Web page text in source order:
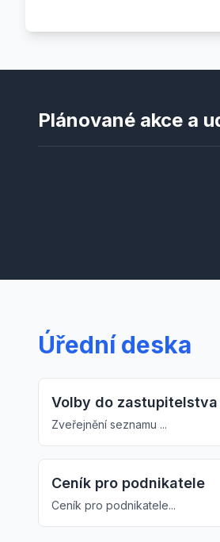
Plánované akce a
Úřední deska
Volby do
Zveřejnění seznamu ...
Ceník pro podnikatele
Ceník pro podnikatele...